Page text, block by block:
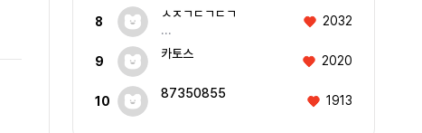
8
ㅅㅈㄱㄷㄱㄷㄱ
...
2032
9
카토스 2020
10
87350855 1913